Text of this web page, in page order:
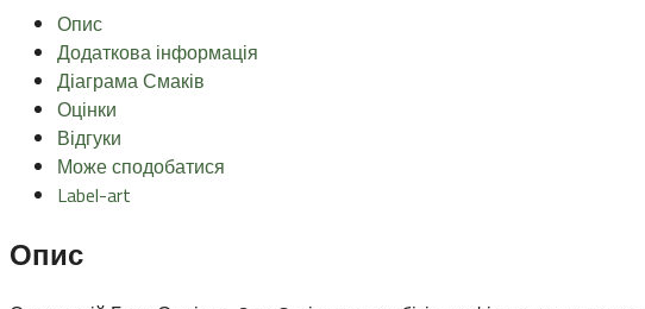
Опис
Додаткова інформація
Діаграма Смаків
Оцінки
Відгуки
Може сподобатися
Label-art
Опис